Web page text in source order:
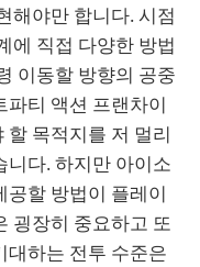
해야만 합니다. 시점
에 직접 다양한 방법
이동할 방향의 공중
파티 액션 프랜차이
목적지를 저 멀리
니다. 하지만 아이소
공할 방법이 플레이
굉장히 중요하고 또
대하는 전투 수준은